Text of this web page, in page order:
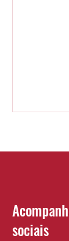
sociais